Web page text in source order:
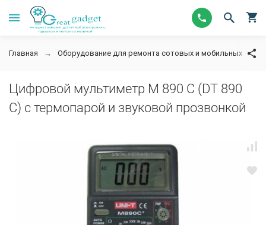
Главная Оборудование для ремонта сотовых и мобильных
Цифровой мультиметр М 890 C (DT 890
C) c термопарой и звуковой прозвонкой